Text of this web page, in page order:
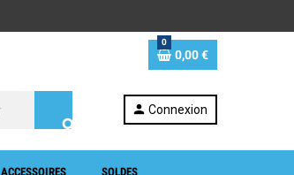
0
0,00 €
search
person Connexion
ACCESSOIRES SOLDES